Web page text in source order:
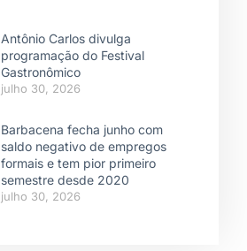
Antônio Carlos divulga
programação do Festival
Gastronômico
julho 30, 2026
Barbacena fecha junho com
saldo negativo de empregos
formais e tem pior primeiro
semestre desde 2020
julho 30, 2026